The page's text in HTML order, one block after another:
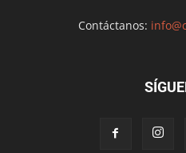
Contáctanos: